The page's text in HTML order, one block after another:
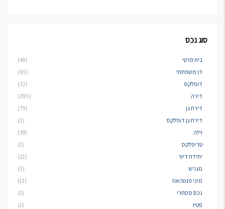
סוג נכס
בית פרטי
(49)
דו משפחתי
(65)
דופלקס
(32)
דירה
(295)
דירת גן
(79)
דירת גן דופלקס
(3)
וילה
(38)
טריפלקס
(1)
יחידת דיור
(21)
מגרש
(3)
מיני פנטהאוז
(11)
נכס מסחרי
(1)
פטיו
(1)